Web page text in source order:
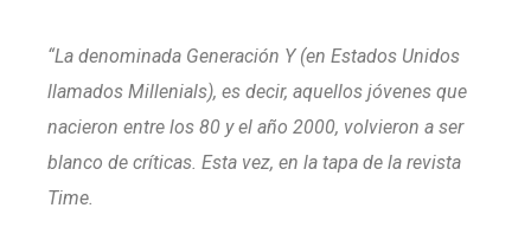
“La denominada Generación Y (en Estados Unidos
llamados Millenials), es decir, aquellos jóvenes que
nacieron entre los 80 y el año 2000, volvieron a ser
blanco de críticas. Esta vez, en la tapa de la revista
Time.